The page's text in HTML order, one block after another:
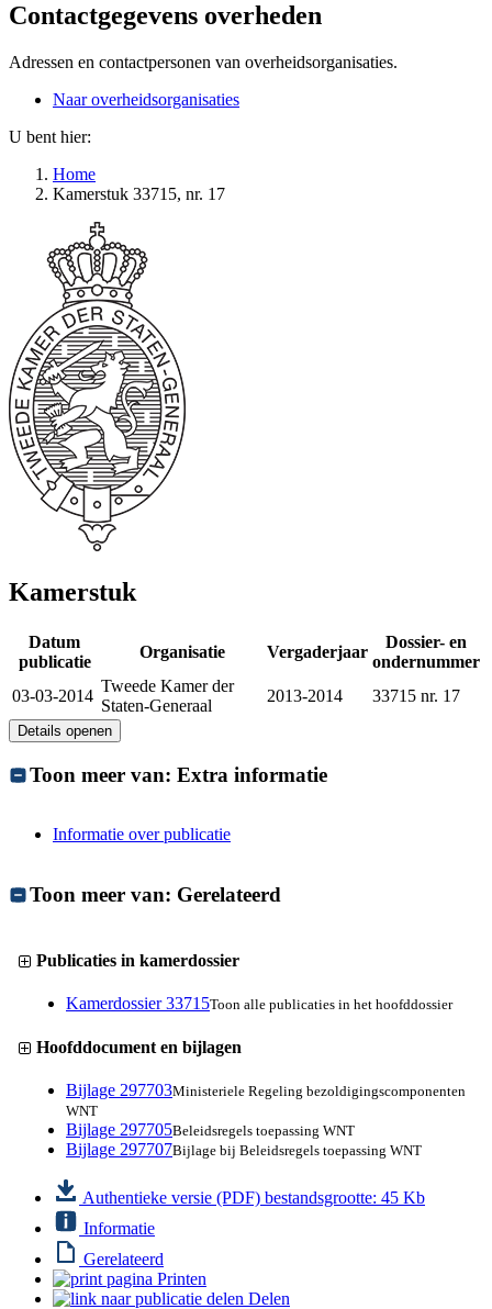
Contactgegevens overheden
Adressen en contactpersonen van overheidsorganisaties.
Naar overheidsorganisaties
U bent hier:
Home
Kamerstuk 33715, nr. 17
Kamerstuk
Datum
publicatie
Organisatie Vergaderjaar
Dossier- en
ondernummer
03-03-2014
Tweede Kamer der
Staten-Generaal
2013-2014 33715 nr. 17
Details openen
Toon meer van: Extra informatie
Informatie over publicatie
Toon meer van: Gerelateerd
Publicaties in kamerdossier
Kamerdossier 33715Toon alle publicaties in het hoofddossier
Hoofddocument en bijlagen
Bijlage 297703Ministeriele Regeling bezoldigingscomponenten
WNT
Bijlage 297705Beleidsregels toepassing WNT
Bijlage 297707Bijlage bij Beleidsregels toepassing WNT
Authentieke versie (PDF) bestandsgrootte: 45 Kb
Informatie
Gerelateerd
Printen
Delen